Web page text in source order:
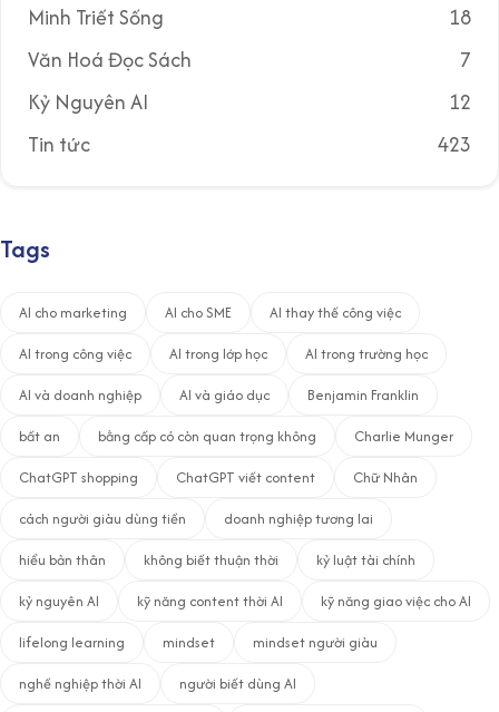
Minh Triết Sống
18
Văn Hoá Đọc Sách
7
Kỷ Nguyên AI
12
Tin tức
423
Tags
AI cho marketing AI cho SME
AI thay thế công việc
AI trong công việc
AI trong lớp học
AI trong trường học
AI và doanh nghiệp
AI và giáo dục
Benjamin Franklin
bất an
bằng cấp có còn quan trọng không
Charlie Munger
ChatGPT shopping
ChatGPT viết content
Chữ Nhân
cách người giàu dùng tiền
doanh nghiệp tương lai
hiểu bản thân
không biết thuận thời
kỷ luật tài chính
kỷ nguyên AI
kỹ năng content thời AI
kỹ năng giao việc cho AI
lifelong learning
mindset
mindset người giàu
nghề nghiệp thời AI
người biết dùng AI